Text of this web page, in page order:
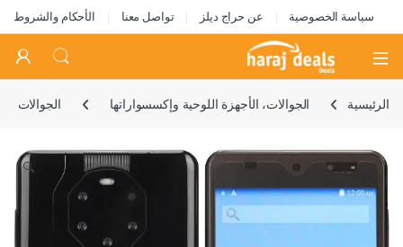
سياسة الخصوصية عن حراج ديلز تواصل معنا الأحكام والشروط
Open
الرئيسية الجوالات، الأجهزة اللوحية وإكسسواراتها الجوالات
🔍